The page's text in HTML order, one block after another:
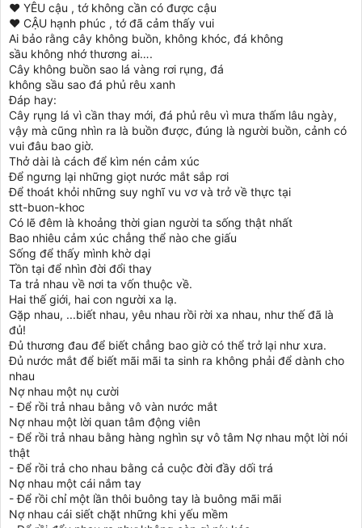
♥ YÊU cậu , tớ không cần có được cậu
♥ CẬU hạnh phúc , tớ đã cảm thấy vui
Ai bảo rằng cây không buồn, không khóc, đá không
sầu không nhớ thương ai….
Cây không buồn sao lá vàng rơi rụng, đá
không sầu sao đá phủ rêu xanh
Đáp hay:
Cây rụng lá vì cần thay mới, đá phủ rêu vì mưa thấm lâu ngày,
vậy mà cũng nhìn ra là buồn được, đúng là người buồn, cảnh có
vui đâu bao giờ.
Thở dài là cách để kìm nén cảm xúc
Để ngưng lại những giọt nước mắt sắp rơi
Để thoát khỏi những suy nghĩ vu vơ và trở về thực tại
stt-buon-khoc
Có lẽ đêm là khoảng thời gian người ta sống thật nhất
Bao nhiêu cảm xúc chẳng thể nào che giấu
Sống để thấy mình khờ dại
Tồn tại để nhìn đời đổi thay
Ta trả nhau về nơi ta vốn thuộc về.
Hai thế giới, hai con người xa lạ.
Gặp nhau, ...biết nhau, yêu nhau rồi rời xa nhau, như thế đã là
đủ!
Đủ thương đau để biết chẳng bao giờ có thể trở lại như xưa.
Đủ nước mắt để biết mãi mãi ta sinh ra không phải để dành cho
nhau
Nợ nhau một nụ cười
- Để rồi trả nhau bằng vô vàn nước mắt
Nợ nhau một lời quan tâm động viên
- Để rồi trả nhau bằng hàng nghìn sự vô tâm Nợ nhau một lời nói
thật
- Để rồi trả cho nhau bằng cả cuộc đời đầy dối trá
Nợ nhau một cái nắm tay
- Để rồi chỉ một lần thôi buông tay là buông mãi mãi
Nợ nhau cái siết chặt những khi yếu mềm